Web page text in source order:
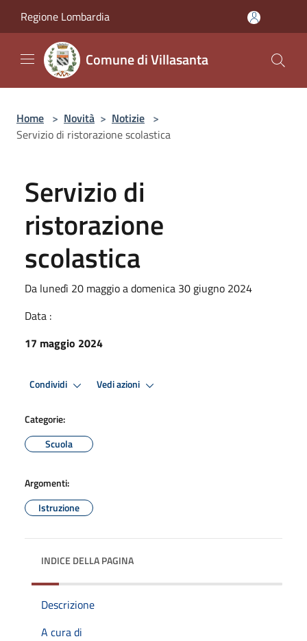
Regione Lombardia
Comune di Villasanta
Home > Novità > Notizie >
Servizio di ristorazione scolastica
Servizio di
ristorazione
scolastica
Da lunedì 20 maggio a domenica 30 giugno 2024
Data :
17 maggio 2024
Condividi Vedi azioni
Categorie:
Scuola
Argomenti:
Istruzione
INDICE DELLA PAGINA
Descrizione
A cura di